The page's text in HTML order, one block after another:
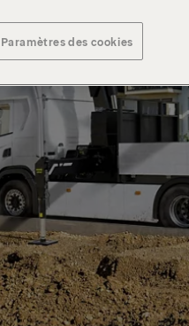
Paramètres des cookies